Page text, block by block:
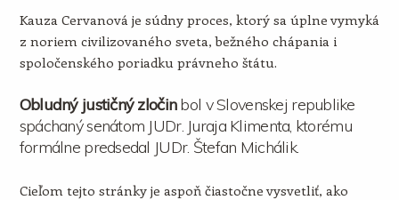
Kauza Cervanová je súdny proces, ktorý sa úplne vymyká
z noriem civilizovaného sveta, bežného chápania i
spoločenského poriadku právneho štátu.
Obludný justičný zločinbol v Slovenskej republike
spáchaný senátom JUDr. Juraja Klimenta, ktorému
formálne predsedal JUDr. Štefan Michálik.
Cieľom tejto stránky je aspoň čiastočne vysvetliť, ako